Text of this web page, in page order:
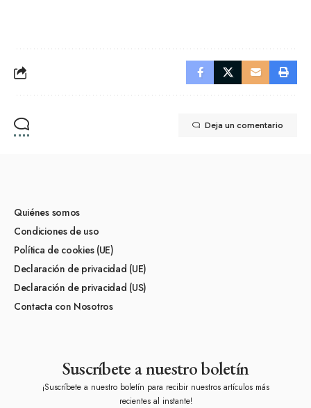
Deja un comentario
Quiénes somos
Condiciones de uso
Política de cookies (UE)
Declaración de privacidad (UE)
Declaración de privacidad (US)
Contacta con Nosotros
Suscríbete a nuestro boletín
¡Suscríbete a nuestro boletín para recibir nuestros artículos más
recientes al instante!